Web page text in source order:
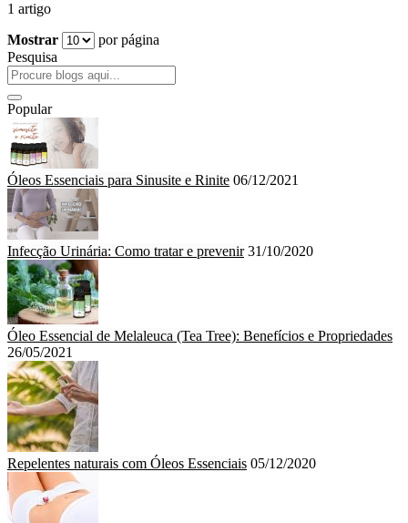
1 artigo
Mostrar
por página
Pesquisa
Popular
Óleos Essenciais para Sinusite e Rinite 06/12/2021
Infecção Urinária: Como tratar e prevenir 31/10/2020
Óleo Essencial de Melaleuca (Tea Tree): Benefícios e Propriedades
26/05/2021
Repelentes naturais com Óleos Essenciais 05/12/2020